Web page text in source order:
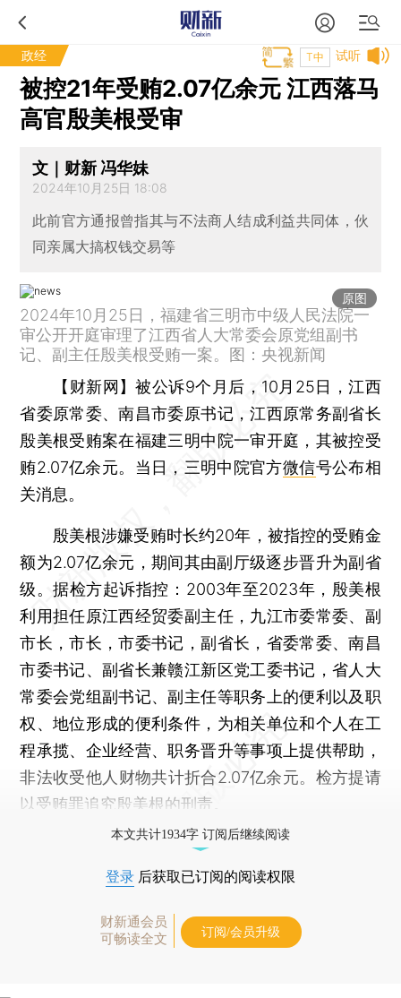
政经 试听
T中
被控21年受贿2.07亿余元 江西落马
高官殷美根受审
文｜财新 冯华妹
2024年10月25日 18:08
此前官方通报曾指其与不法商人结成利益共同体，伙
同亲属大搞权钱交易等
原图
2024年10月25日，福建省三明市中级人民法院一
审公开开庭审理了江西省人大常委会原党组副书
记、副主任殷美根受贿一案。图：央视新闻
【财新网】被公诉9个月后，10月25日，江西
省委原常委、南昌市委原书记，江西原常务副省长
殷美根受贿案在福建三明中院一审开庭，其被控受
贿2.07亿余元。当日，三明中院官方微信号公布相
关消息。
殷美根涉嫌受贿时长约20年，被指控的受贿金
额为2.07亿余元，期间其由副厅级逐步晋升为副省
级。据检方起诉指控：2003年至2023年，殷美根
利用担任原江西经贸委副主任，九江市委常委、副
市长，市长，市委书记，副省长，省委常委、南昌
市委书记、副省长兼赣江新区党工委书记，省人大
常委会党组副书记、副主任等职务上的便利以及职
权、地位形成的便利条件，为相关单位和个人在工
程承揽、企业经营、职务晋升等事项上提供帮助，
非法收受他人财物共计折合2.07亿余元。检方提请
以受贿罪追究殷美根的刑责。
本文共计1934字 订阅后继续阅读
登录 后获取已订阅的阅读权限
财新通会员
可畅读全文
订阅/会员升级